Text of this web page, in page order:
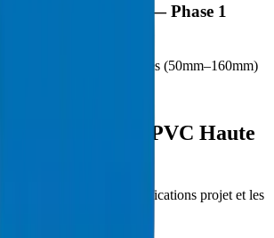
Community — Phase 1
8061/62 pressure pipes (50mm–160mm)
/ Raccords PVC Haute
?
technique pour les spécifications projet et les